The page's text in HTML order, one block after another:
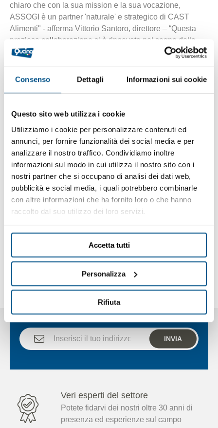
Consenso Dettagli Informazioni sui cookie
Questo sito web utilizza i cookie
Utilizziamo i cookie per personalizzare contenuti ed
annunci, per fornire funzionalità dei social media e per
analizzare il nostro traffico. Condividiamo inoltre
informazioni sul modo in cui utilizza il nostro sito con i
nostri partner che si occupano di analisi dei dati web,
pubblicità e social media, i quali potrebbero combinarle
con altre informazioni che ha fornito loro o che hanno
raccolto dal suo utilizzo dei loro servizi.
Accetta tutti
Personalizza
Rifiuta
chiaro che con la sua mission e la sua vocazione,
ASSOGI è un partner 'naturale' e strategico di CAST
Alimenti" - afferma Vittorio Santoro, direttore – “Questa
preziosa collaborazione si è rinnovata nel segno della
crescita, all'insegna della condivisione di progetti e
formazione professionale. Siamo quindi lieti di
abbattimento fumi e odori, con noi specialmente
Cuoco condotto dallo Chef Beppe Maffioli”.
Si ringraziano le aziende T.M.I. srl di Galatone (Le) e
Mareno Ali Group srl (Tv).
Per il supporto logistico e tecnico nella fornitura a Cast
Alimenti si ringrazia l'associato di zona Gandellini
Eugenio grandi cucine.
ISCRIVITI ALLA NEWSLETTER
Resta sempre aggiornato su
tutte le news e attività Assogi.
INVIA
Veri esperti del settore
Potete fidarvi dei nostri oltre 30 anni di
presenza ed esperienze sul campo